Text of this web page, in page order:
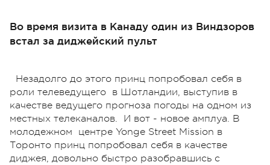
Во время визита в Канаду один из Виндзоров
встал за диджейский пульт
Незадолго до этого принц попробовал себя в
роли телеведущего в Шотландии, выступив в
качестве ведущего прогноза погоды на одном из
местных телеканалов. И вот - новое амплуа. В
молодежном центре Yonge Street Mission в
Торонто принц попробовал себя в качестве
диджея, довольно быстро разобравшись с